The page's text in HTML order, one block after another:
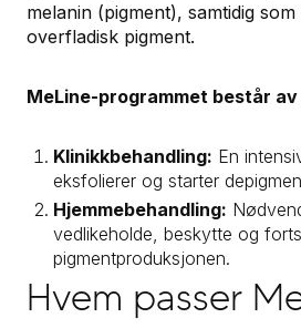
melanin (pigment), samtidig
overfladisk pigment.
MeLine-programmet består
Klinikkbehandling: En
eksfolierer og starter
Hjemmebehandling:
vedlikeholde, beskytte og
pigmentproduksjonen.
Hvem passer